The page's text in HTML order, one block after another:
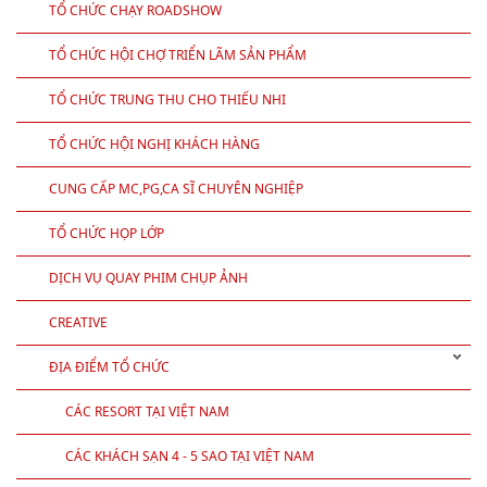
TỔ CHỨC CHẠY ROADSHOW
TỔ CHỨC HỘI CHỢ TRIỂN LÃM SẢN PHẨM
TỔ CHỨC TRUNG THU CHO THIẾU NHI
TỔ CHỨC HỘI NGHỊ KHÁCH HÀNG
CUNG CẤP MC,PG,CA SĨ CHUYÊN NGHIỆP
TỔ CHỨC HỌP LỚP
DỊCH VỤ QUAY PHIM CHỤP ẢNH
CREATIVE
ĐỊA ĐIỂM TỔ CHỨC
CÁC RESORT TẠI VIỆT NAM
CÁC KHÁCH SẠN 4 - 5 SAO TẠI VIỆT NAM